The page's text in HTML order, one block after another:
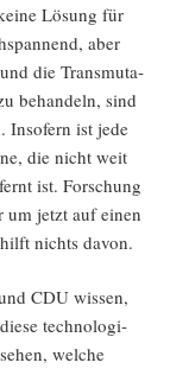
Lösung für
aber
die Trans­mu­ta­
behan­deln, sind
Inso­fern ist jede
die nicht weit
ist. For­schung
um jetzt auf einen
nichts davon.
CDU wis­sen,
tech­no­lo­gi­
wel­che